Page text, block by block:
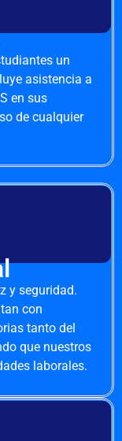
un
asistencia a
en sus
de cualquier
y seguridad.
con
tanto del
que nuestros
laborales.